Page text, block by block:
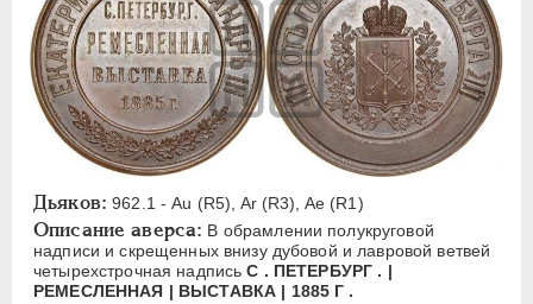
Дьяков: 962.1 - Au (R5), Ar (R3), Ae (R1)
Описание аверса: В обрамлении полукруговой
надписи и скрещенных внизу дубовой и лавровой ветвей
четырехстрочная надписьС . ПЕТЕРБУРГ . |
РЕМЕСЛЕННАЯ | ВЫСТАВКА | 1885 Г .
ПАВЕЛ I 1796-1801
АЛЕКСАНДР I 1801-1825
НИКОЛАЙ I 1826-1855
АЛЕКСАНДР II 1855-1881
АЛЕКСАНДР III 1881-1894
Латинская надпись
A C E F H I J K
M
R S T V W X Z